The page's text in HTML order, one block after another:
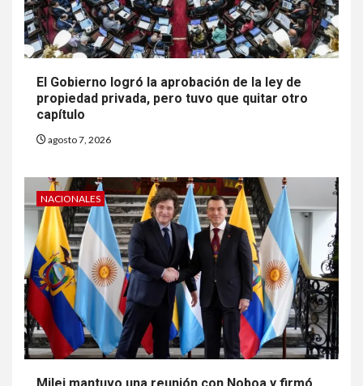
El Gobierno logró la aprobación de la ley de
propiedad privada, pero tuvo que quitar otro
capítulo
agosto 7, 2026
NACIONALES